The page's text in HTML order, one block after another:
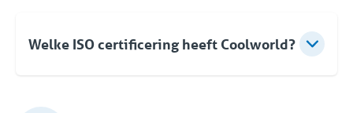
Welke ISO certificering heeft Coolworld?
ISO 9001 (kwaliteit), ISO 45001 (Veiligheid) en ISO